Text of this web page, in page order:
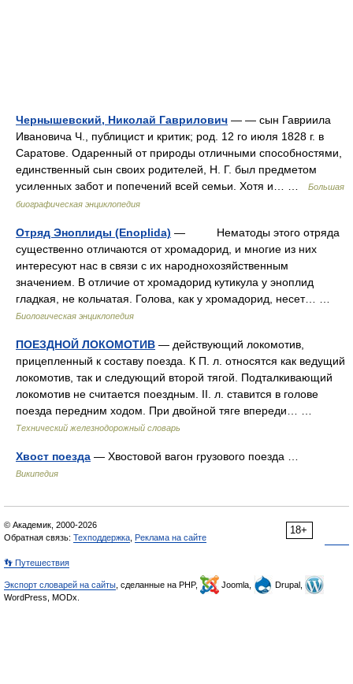
Чернышевский, Николай Гаврилович — — сын Гавриила
Ивановича Ч., публицист и критик; род. 12 го июля 1828 г. в
Саратове. Одаренный от природы отличными способностями,
единственный сын своих родителей, Н. Г. был предметом
усиленных забот и попечений всей семьи. Хотя и… …
Большая
биографическая энциклопедия
Отряд Эноплиды (Enoplida) — Нематоды этого отряда
существенно отличаются от хромадорид, и многие из них
интересуют нас в связи с их народнохозяйственным
значением. В отличие от хромадорид кутикула у эноплид
гладкая, не кольчатая. Голова, как у хромадорид, несет… …
Биологическая энциклопедия
ПОЕЗДНОЙ ЛОКОМОТИВ — действующий локомотив,
прицепленный к составу поезда. К П. л. относятся как ведущий
локомотив, так и следующий второй тягой. Подталкивающий
локомотив не считается поездным. II. л. ставится в голове
поезда передним ходом. При двойной тяге впереди… …
Технический железнодорожный словарь
Хвост поезда — Хвостовой вагон грузового поезда …
Википедия
18+
© Академик, 2000-2026
Обратная связь: Техподдержка Реклама на сайте
👣 Путешествия
Экспорт словарей на сайты , сделанные на PHP, Joomla,
Drupal,
WordPress, MODx.